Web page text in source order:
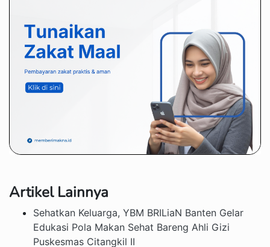
Artikel Lainnya
Sehatkan Keluarga, YBM BRILiaN Banten Gelar
Edukasi Pola Makan Sehat Bareng Ahli Gizi
Puskesmas Citangkil II